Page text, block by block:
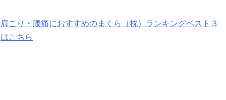
肩こり・腰痛におすすめのまくら（枕）ランキングベスト３
はこちら